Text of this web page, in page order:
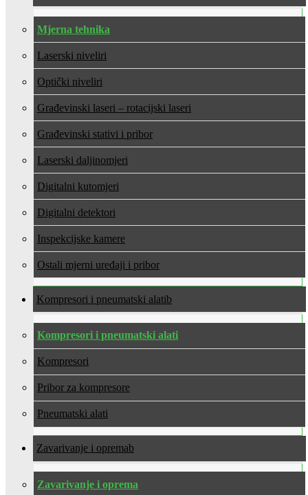
Mjerna tehnika
Laserski niveliri
Optički niveliri
Građevinski laseri – rotacijski laseri
Građevinski stativi i pribor
Laserski daljinomjeri
Digitalni kutomjeri
Digitalni detektori
Inspekcijske kamere
Ostali mjerni uređaji i pribor
Kompresori i pneumatski alati
Kompresori i pneumatski alati
Kompresori
Pribor za kompresore
Pneumatski alati
Zavarivanje i oprema
Zavarivanje i oprema